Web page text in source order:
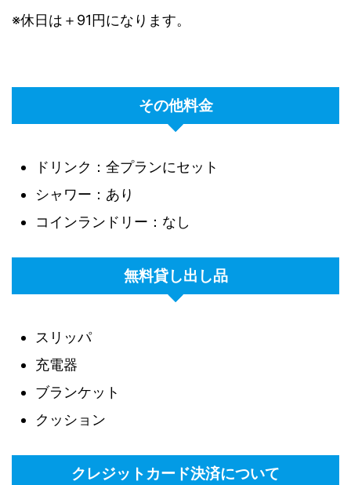
※休日は＋91円になります。
その他料金
ドリンク：全プランにセット
シャワー：あり
コインランドリー：なし
無料貸し出し品
スリッパ
充電器
ブランケット
クッション
クレジットカード決済について